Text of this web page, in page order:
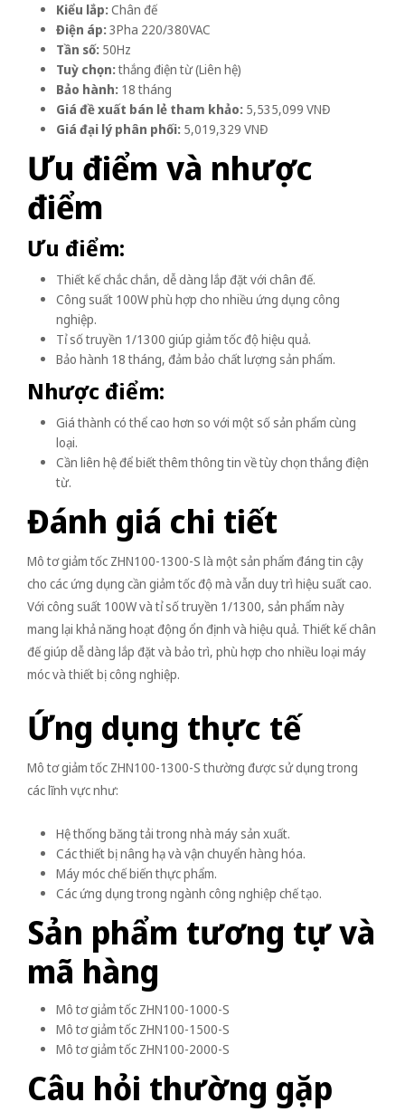
Kiểu lắp:Chân đế
Điện áp:3Pha 220/380VAC
Tần số: 50Hz
Tuỳ chọn:thắng điện từ (Liên hệ)
Bảo hành: 18 tháng
Giá đề xuất bán lẻ tham khảo: 5,535,099 VNĐ
Giá đại lý phân phối: 5,019,329 VNĐ
Ưu điểm và nhược
điểm
Ưu điểm:
Thiết kế chắc chắn, dễ dàng lắp đặt với chân đế.
Công suất 100W phù hợp cho nhiều ứng dụng công
nghiệp.
Tỉ số truyền 1/1300 giúp giảm tốc độ hiệu quả.
Bảo hành 18 tháng, đảm bảo chất lượng sản phẩm.
Nhược điểm:
Giá thành có thể cao hơn so với một số sản phẩm cùng
loại.
Cần liên hệ để biết thêm thông tin về tùy chọn thắng điện
từ.
Đánh giá chi tiết
Mô tơ giảm tốc ZHN100-1300-S là một sản phẩm đáng tin cậy
cho các ứng dụng cần giảm tốc độ mà vẫn duy trì hiệu suất cao.
Với công suất 100W và tỉ số truyền 1/1300, sản phẩm này
mang lại khả năng hoạt động ổn định và hiệu quả. Thiết kế chân
đế giúp dễ dàng lắp đặt và bảo trì, phù hợp cho nhiều loại máy
móc và thiết bị công nghiệp.
Ứng dụng thực tế
Mô tơ giảm tốc ZHN100-1300-S thường được sử dụng trong
các lĩnh vực như:
Hệ thống băng tải trong nhà máy sản xuất.
Các thiết bị nâng hạ và vận chuyển hàng hóa.
Máy móc chế biến thực phẩm.
Các ứng dụng trong ngành công nghiệp chế tạo.
Sản phẩm tương tự và
mã hàng
Mô tơ giảm tốc ZHN100-1000-S
Mô tơ giảm tốc ZHN100-1500-S
Mô tơ giảm tốc ZHN100-2000-S
Câu hỏi thường gặp